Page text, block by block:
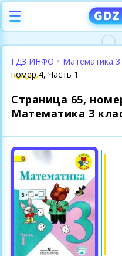
ГДЗ ИНФО • Математика 3
номер 4, Часть 1
Страница 65,
Математика 3